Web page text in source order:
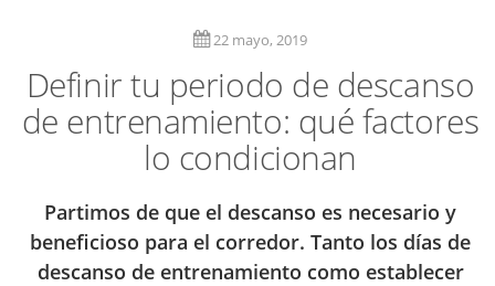
22 mayo, 2019
Definir tu periodo de descanso
de entrenamiento: qué factores
lo condicionan
Partimos de que el descanso es necesario y
beneficioso para el corredor. Tanto los días de
descanso de entrenamiento como establecer